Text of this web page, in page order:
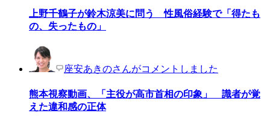
上野千鶴子が鈴木涼美に問う 性風俗経験で「得たも
の、失ったもの」
座安あきのさんがコメントしました
熊本視察動画、「主役が高市首相の印象」 識者が覚
えた違和感の正体